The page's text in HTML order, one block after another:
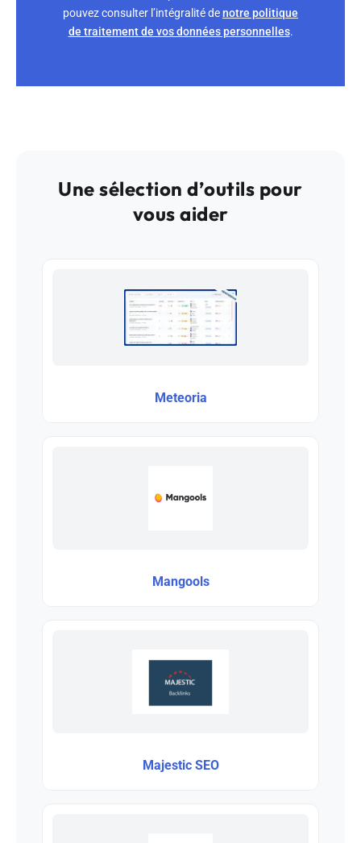
pouvez consulter l’intégralité denotre politique
de traitement de vos données personnelles.
Une sélection d’outils pour
vous aider
Meteoria
Mangools
Majestic SEO